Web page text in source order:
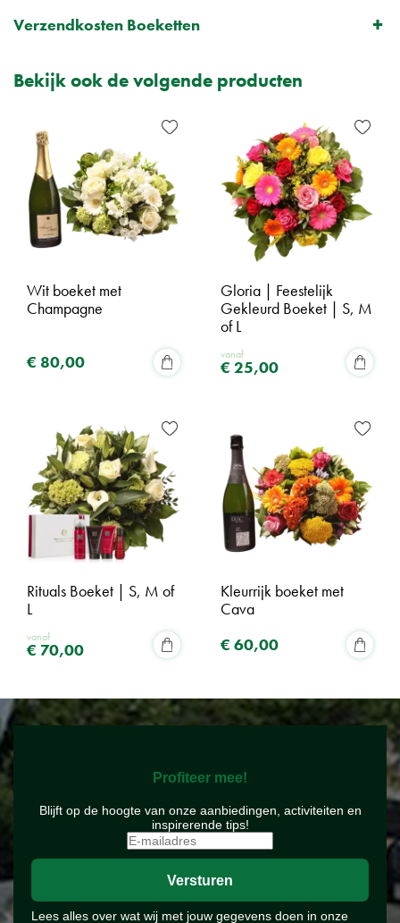
Verzendkosten Boeketten
Bekijk ook de volgende producten
Wit boeket met
Champagne
€ 80,00
Gloria | Feestelijk
Gekleurd Boeket | S, M
of L
vanaf
€ 25,00
Rituals Boeket | S, M of
L
vanaf
€ 70,00
Kleurrijk boeket met
Cava
€ 60,00
Profiteer mee!
Blijft op de hoogte van onze aanbiedingen, activiteiten en
inspirerende tips!
Lees alles over wat wij met jouw gegevens doen in onze